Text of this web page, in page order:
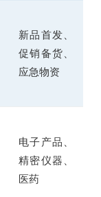
新品首发、
促销备货、
应急物资
电子产品、
精密仪器、
医药